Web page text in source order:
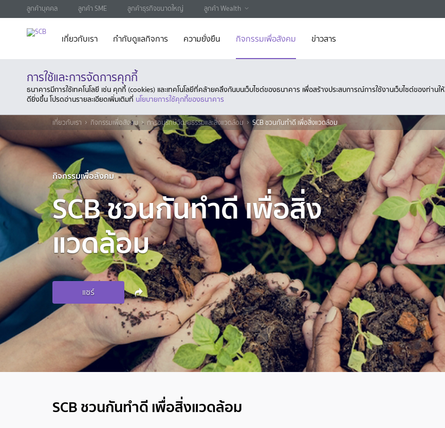
ลูกค้าบุคคล ลูกค้า SME ลูกค้าธุรกิจขนาดใหญ่ ลูกค้า Wealth
เกี่ยวกับเรา กำกับดูแลกิจการ ความยั่งยืน กิจกรรมเพื่อสังคม ข่าวสาร
การใช้และการจัดการคุกกี้
ธนาคารมีการใช้เทคโนโลยี เช่น คุกกี้ (cookies) และเทคโนโลยีที่คล้ายคลึงกันบนเว็บไซต์ของธนาคาร เพื่อสร้างประสบการณ์การใช้งานเว็บไซต์ของท่านให้
ดียิ่งขึ้น โปรดอ่านรายละเอียดเพิ่มเติมที่ นโยบายการใช้คุกกี้ของธนาคาร
เกี่ยวกับเรา กิจกรรมเพื่อสังคม การอนุรักษ์วัฒนธรรมและสิ่งแวดล้อม SCB ชวนกันทำดี เพื่อสิ่งแวดล้อม
กิจกรรมเพื่อสังคม
SCB ชวนกันทำดี เพื่อสิ่ง
แวดล้อม
แชร์
SCB ชวนกันทำดี เพื่อสิ่งแวดล้อม